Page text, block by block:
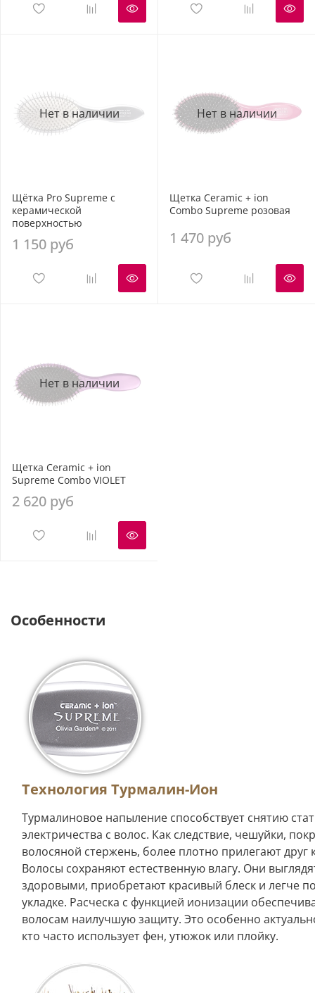
Нет в наличии
Щётка Pro Supreme с
керамической
поверхностью
1 150 руб
Нет в наличии
Щетка Ceramic + ion
Combo Supreme розовая
1 470 руб
Нет в наличии
Щетка Ceramic + ion
Supreme Combo VIOLET
2 620 руб
Особенности
Технология Турмалин-Ион
Турмалиновое напыление способствует снятию
электричества с волос. Как следствие, чешуйки,
волосяной стержень, более плотно прилегают друг
Волосы сохраняют естественную влагу. Они
здоровыми, приобретают красивый блеск и легче
укладке. Расческа с функцией ионизации
волосам наилучшую защиту. Это особенно
кто часто использует фен, утюжок или плойку.